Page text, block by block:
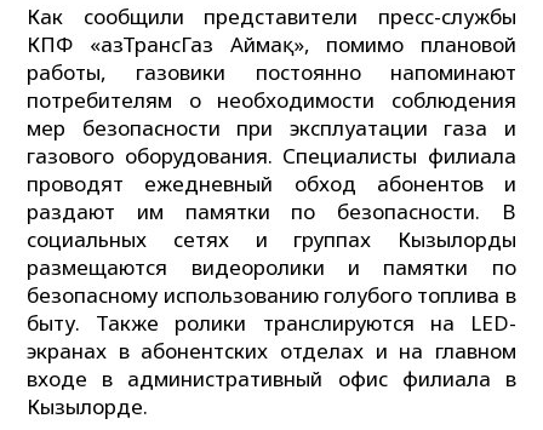
Как сообщили представители пресс-службы
КПФ «ҚазТрансГаз Аймақ», помимо плановой
работы, газовики постоянно напоминают
потребителям о необходимости соблюдения
мер безопасности при эксплуатации газа и
газового оборудования. Специалисты филиала
проводят ежедневный обход абонентов и
раздают им памятки по безопасности. В
социальных сетях и группах Кызылорды
размещаются видеоролики и памятки по
безопасному использованию голубого топлива в
быту. Также ролики транслируются на LED-
экранах в абонентских отделах и на главном
входе в административный офис филиала в
Кызылорде.